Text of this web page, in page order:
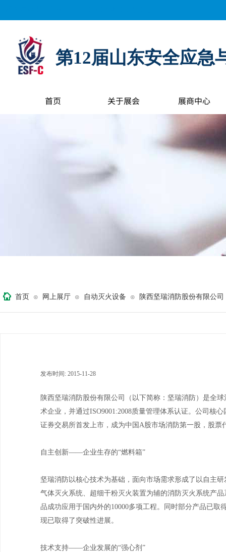
第12届山东安全应急
首页 关于展会 展商中心
首页 ⊙ 网上展厅 ⊙ 自动灭火设备 ⊙ 陕西坚瑞消防股份有限公司
发布时间: 2015-11-28
陕西坚瑞消防股份有限公司（以下简称：坚瑞消防）是全
术企业，并通过ISO9001:2008质量管理体系认证。公司核
证券交易所首发上市，成为中国A股市场消防第一股，股票
自主创新——企业生存的“燃料箱”
坚瑞消防以核心技术为基础，面向市场需求形成了以自主
气体灭火系统、超细干粉灭火装置为辅的消防灭火系统产
品成功应用于国内外的10000多项工程。同时部分产品已
现已取得了突破性进展。
技术支持——企业发展的“强心剂”